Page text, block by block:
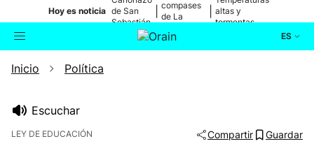
Hoy es noticia de San
Sebastián
compases
de La
altas y
tormentas
ES
Buscador
Inicio Política
Escuchar
LEY DE EDUCACIÓN Compartir Guardar